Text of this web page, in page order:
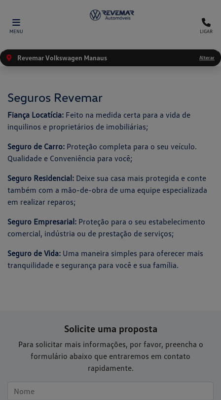
MENU LIGAR
Revemar Volkswagen Manaus Alterar
Seguros Revemar
Fiança Locatícia: Feito na medida certa para a vida de
inquilinos e proprietários de imobiliárias;
Seguro de Carro: Proteção completa para o seu veículo.
Qualidade e Conveniência para você;
Seguro Residencial: Deixe sua casa mais protegida e conte
também com a mão-de-obra de uma equipe especializada
em realizar reparos;
Seguro Empresarial: Proteção para o seu estabelecimento
comercial, indústria ou de prestação de serviços;
Seguro de Vida: Uma maneira simples para oferecer mais
tranquilidade e segurança para você e sua família.
Solicite uma proposta
Para solicitar mais informações, por favor, preencha o
formulário abaixo que entraremos em contato
rapidamente.